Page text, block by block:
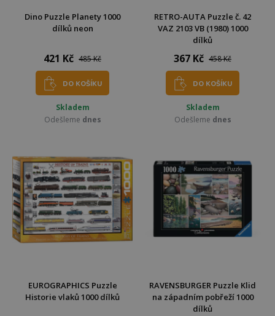
Dino Puzzle Planety 1000
dílků neon
421 Kč 485 Kč
DO KOŠÍKU
Skladem
Odešleme dnes
RETRO-AUTA Puzzle č. 42
VAZ 2103 VB (1980) 1000
dílků
367 Kč 458 Kč
DO KOŠÍKU
Skladem
Odešleme dnes
EUROGRAPHICS Puzzle
Historie vlaků 1000 dílků
RAVENSBURGER Puzzle Klid
na západním pobřeží 1000
dílků